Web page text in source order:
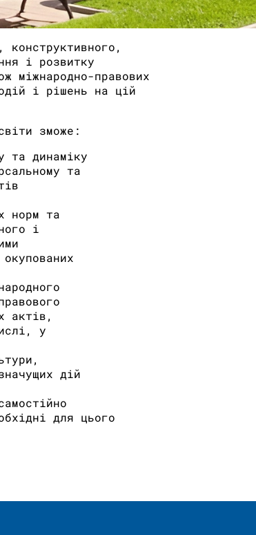
конструктивного,
і розвитку
міжнародно-правових
і рішень на цій
зможе:
та динаміку
та
норм та
і
актів,
у
дій
для цього